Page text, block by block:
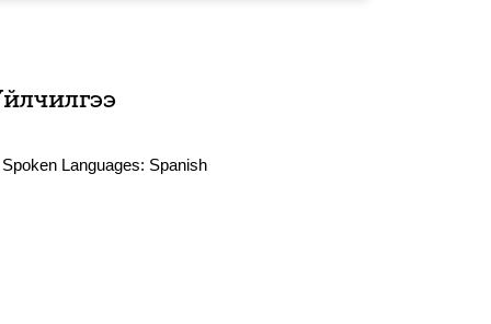
Spoken Languages: Spanish